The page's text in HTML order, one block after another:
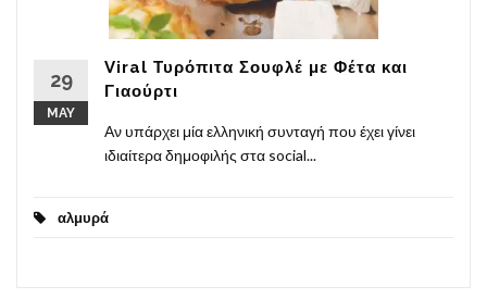
29
MAY
Viral Τυρόπιτα Σουφλέ με Φέτα και
Γιαούρτι
Αν υπάρχει μία ελληνική συνταγή που έχει γίνει
ιδιαίτερα δημοφιλής στα social...
αλμυρά